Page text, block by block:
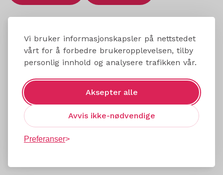
Vi bruker informasjonskapsler på nettstedet
vårt for å forbedre brukeropplevelsen, tilby
personlig innhold og analysere trafikken vår.
Aksepter alle
Avvis ikke-nødvendige
Preferanser